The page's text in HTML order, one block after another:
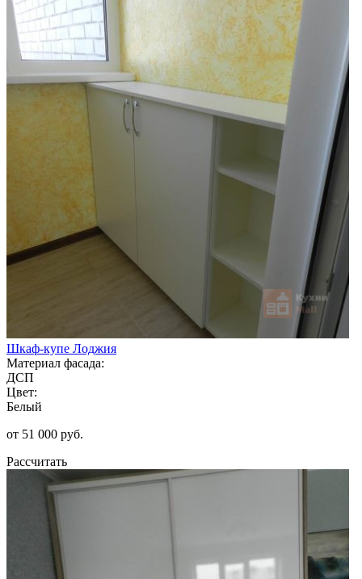
Шкаф-купе Лоджия
Материал фасада:
ДСП
Цвет:
Белый
от 51 000 руб.
Рассчитать